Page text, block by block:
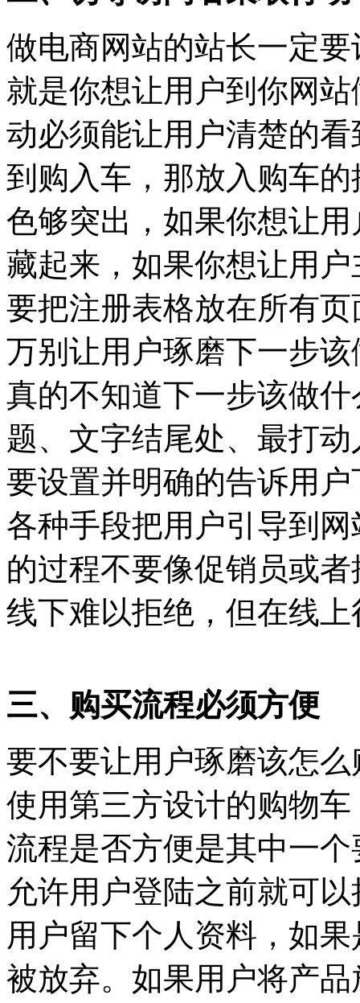
做电商网站的站长一定
就是你想让用户到你网
动必须能让用户清楚的
到购入车，那放入购车
色够突出，如果你想让
藏起来，如果你想让用
要把注册表格放在所有
万别让用户琢磨下一步
真的不知道下一步该做
题、文字结尾处、最打
要设置并明确的告诉用
各种手段把用户引导到
的过程不要像促销员或
线下难以拒绝，但在线
三、购买流程必须方便
要不要让用户琢磨该怎
使用第三方设计的购物
流程是否方便是其中一
允许用户登陆之前就可
用户留下个人资料，如
被放弃。如果用户将产